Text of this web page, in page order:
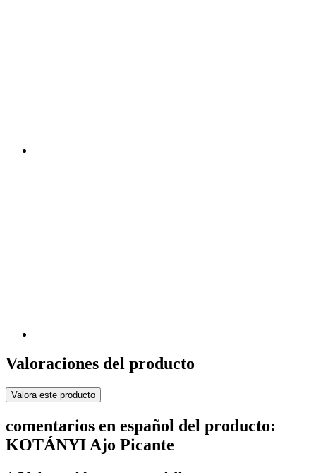
Valoraciones del producto
Valora este producto
comentarios en español del producto:
KOTÁNYI Ajo Picante